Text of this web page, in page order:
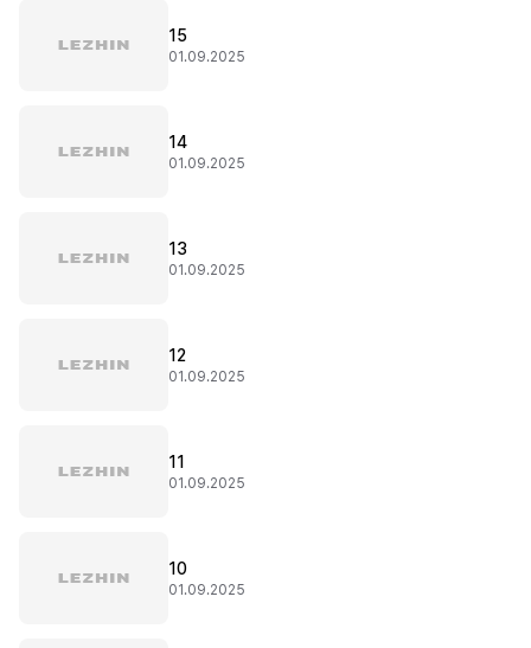
15
01.09.2025
14
01.09.2025
13
01.09.2025
12
01.09.2025
11
01.09.2025
10
01.09.2025